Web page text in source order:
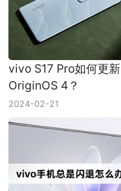
vivo S17 Pro如何更新
OriginOS 4？
2024-02-21